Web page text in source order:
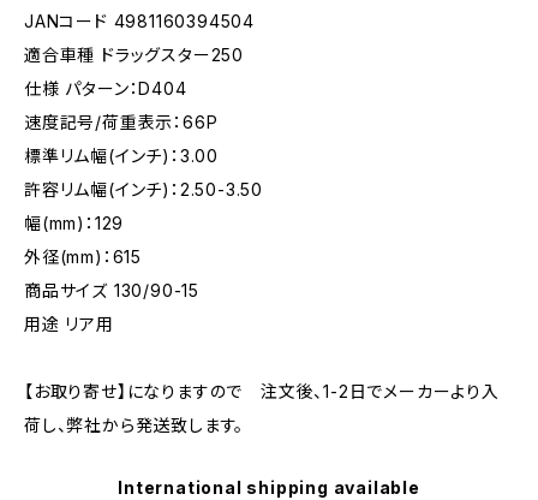
JANコード 4981160394504
適合車種 ドラッグスター250
仕様 パターン：D404
速度記号/荷重表示：66P
標準リム幅(インチ)：3.00
許容リム幅(インチ)：2.50-3.50
幅(mm)：129
外径(mm)：615
商品サイズ 130/90-15
用途 リア用
【お取り寄せ】になりますので 注文後、1-2日でメーカーより入
荷し、弊社から発送致します。
International shipping available